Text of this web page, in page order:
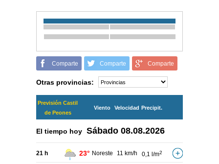
Comparte Comparte Comparte
Otras provincias:
Previsión Castil
de Peones
Viento Velocidad Precipit.
El tiempo hoy Sábado 08.08.2026
21 h 23° Noreste 11 km/h 0,1 l/m2